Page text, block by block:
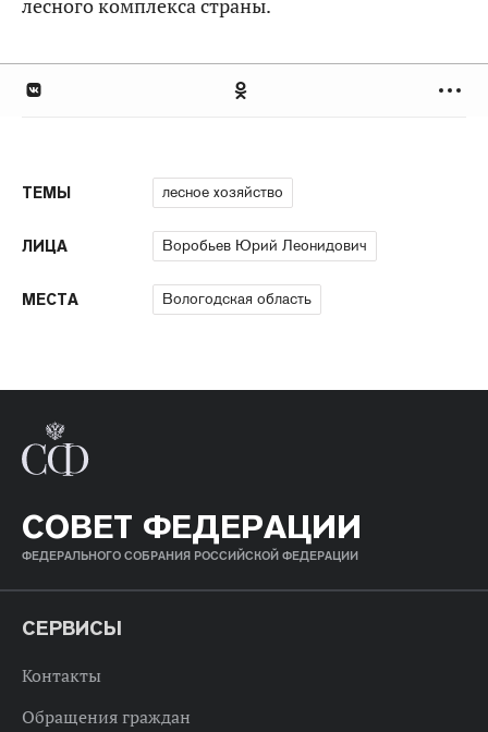
лесного комплекса страны.
ТЕМЫ лесное хозяйство
ЛИЦА Воробьев Юрий Леонидович
МЕСТА Вологодская область
СОВЕТ ФЕДЕРАЦИИ
ФЕДЕРАЛЬНОГО СОБРАНИЯ РОССИЙСКОЙ ФЕДЕРАЦИИ
СЕРВИСЫ
Контакты
Обращения граждан